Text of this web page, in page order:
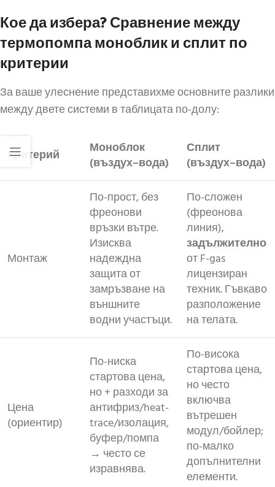
Кое да избера? Сравнение между
термопомпа моноблик и сплит по
критерии
За ваше улеснение представихме основните разлики
между двете системи в таблицата по-долу:
Критерий
Моноблок
(въздух–вода)
Сплит
(въздух–вода)
Монтаж
По-прост, без
фреонови
връзки вътре.
Изисква
надеждна
защита от
замръзване на
външните
водни участъци.
По-сложен
(фреонова
линия),
задължително
от F-gas
лицензиран
техник. Гъвкаво
разположение
на телата.
Цена
(ориентир)
По-ниска
стартова цена,
но + разходи за
антифриз/heat-
trace/изолация,
буфер/помпа
→ често се
изравнява.
По-висока
стартова цена,
но често
включва
вътрешен
модул/бойлер;
по-малко
допълнителни
елементи.